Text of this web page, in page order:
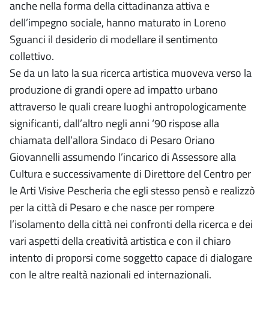
anche nella forma della cittadinanza attiva e
dell’impegno sociale, hanno maturato in Loreno
Sguanci il desiderio di modellare il sentimento
collettivo.
Se da un lato la sua ricerca artistica muoveva verso la
produzione di grandi opere ad impatto urbano
attraverso le quali creare luoghi antropologicamente
significanti, dall’altro negli anni ‘90 rispose alla
chiamata dell’allora Sindaco di Pesaro Oriano
Giovannelli assumendo l’incarico di Assessore alla
Cultura e successivamente di Direttore del Centro per
le Arti Visive Pescheria che egli stesso pensò e realizzò
per la città di Pesaro e che nasce per rompere
l’isolamento della città nei confronti della ricerca e dei
vari aspetti della creatività artistica e con il chiaro
intento di proporsi come soggetto capace di dialogare
con le altre realtà nazionali ed internazionali.